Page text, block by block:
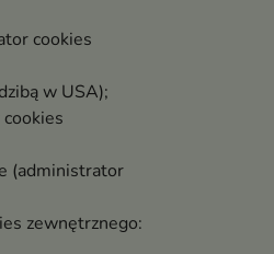
cookies
w USA);
(administrator
zewnętrznego: